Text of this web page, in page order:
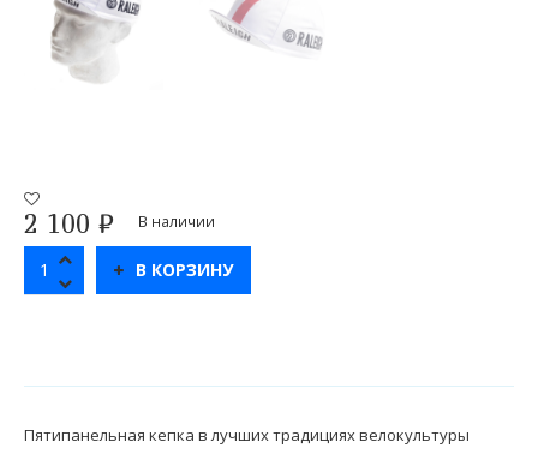
2 100 ₽ В наличии
В КОРЗИНУ
Пятипанельная кепка в лучших традициях велокультуры